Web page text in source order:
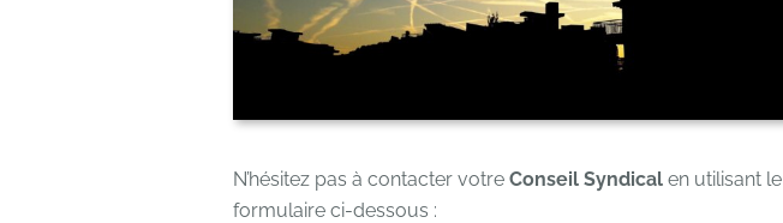
N’hésitez pas à contacter votre Conseil Syndicalen utilisant le
formulaire ci-dessous :